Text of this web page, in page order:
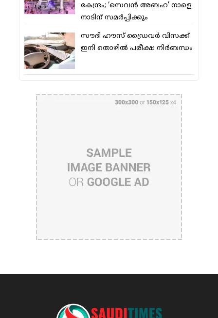
കേന്ദ്രം; ‘സെവന്‍ അബഹ’ നാളെ
നാടിന് സമര്‍പ്പിക്കും
സൗദി ഹൗസ് ഡ്രൈവര്‍ വിസക്ക്
ഇനി തൊഴില്‍ പരീക്ഷ നിര്‍ബന്ധം